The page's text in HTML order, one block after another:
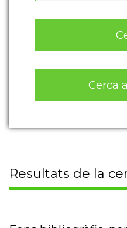
Cerca
Resultats de la